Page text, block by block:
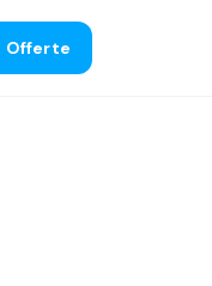
Offerte